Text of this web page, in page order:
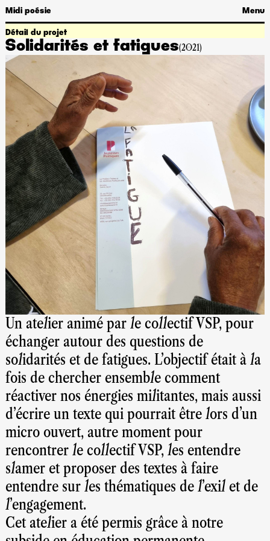
Midi poésie Menu
Détail du projet
Solidarités et fatigues(2021)
Un atelier animé par le collectif VSP, pour
échanger autour des questions de
solidarités et de fatigues. L’objectif était à la
fois de chercher ensemble comment
réactiver nos énergies militantes, mais aussi
d’écrire un texte qui pourrait être lors d'un
micro ouvert, autre moment pour
rencontrer le collectif VSP, les entendre
slamer et proposer des textes à faire
entendre sur les thématiques de l’exil et de
l’engagement.
Cet atelier a été permis grâce à notre